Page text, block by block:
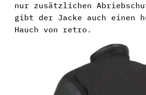
nur zusätzlichen
gibt der Jacke auch einen
Hauch von retro.